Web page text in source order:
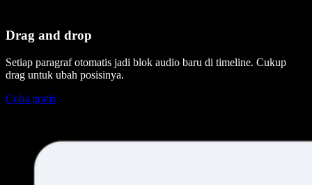
Drag and drop
Setiap paragraf otomatis jadi blok audio baru di timeline. Cukup
drag untuk ubah posisinya.
Coba gratis